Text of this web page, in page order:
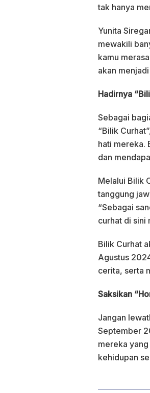
tak hanya
Yunita
mewakili
kamu
akan
Hadirnya
Sebagai
“Bilik
hati mereka.
dan
Melalui Bilik
tanggung
“Sebagai
curhat di sini
Bilik Curhat
Agustus
cerita, serta
Saksikan
Jangan
September
mereka
kehidupan